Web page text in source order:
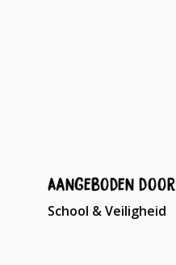
Aangeboden door
School & Veiligheid